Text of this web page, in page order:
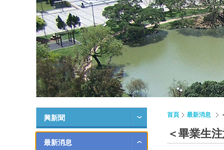
興新聞
最新消息
首頁 最新消息
＜畢業生